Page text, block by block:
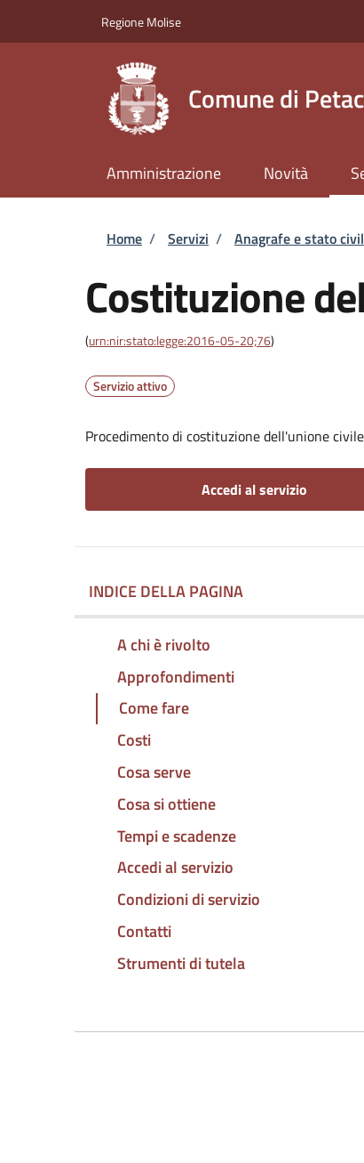
Regione Molise
Comune di
Amministrazione Novità
Briciole di pane
Home / Servizi / Anagrafe e stato
Costituzione
(urn:nir:stato:legge:2016-05-20;76)
Servizio attivo
Procedimento di costituzione dell'unione civile
Accedi al servizio
INDICE DELLA PAGINA
A chi è rivolto
Approfondimenti
Come fare
Costi
Cosa serve
Cosa si ottiene
Tempi e scadenze
Accedi al servizio
Condizioni di servizio
Contatti
Strumenti di tutela